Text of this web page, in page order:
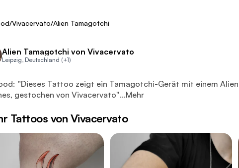
/Vivacervato/Alien Tamagotchi
Alien Tamagotchi von Vivacervato
Leipzig, Deutschland (+1)
Tattoo zeigt ein Tamagotchi-Gerät mit einem Alien-Motiv
"Dieses Tattoo zeigt ein Tamagotchi-Gerät mit einem
gestochen von Vivacervato"...Mehr
Tattoos von Vivacervato